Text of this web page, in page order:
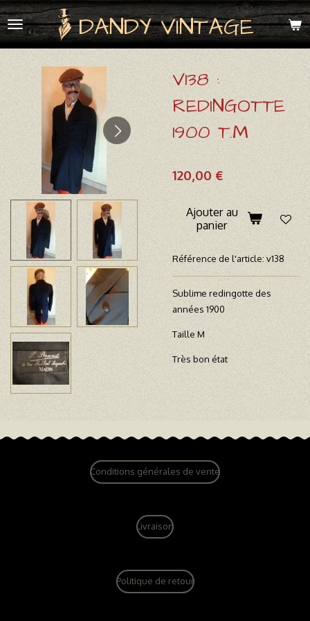
Passer
au
contenu
DANDY VINTAGE
V138 :
REDINGOTTE
1900 T.M
120,00 €
Ajouter au
panier
Référence de l'article: v138
Sublime redingotte des
années 1900
Taille M
Très bon état
Conditions générales de vente
Livraison
Politique de retour